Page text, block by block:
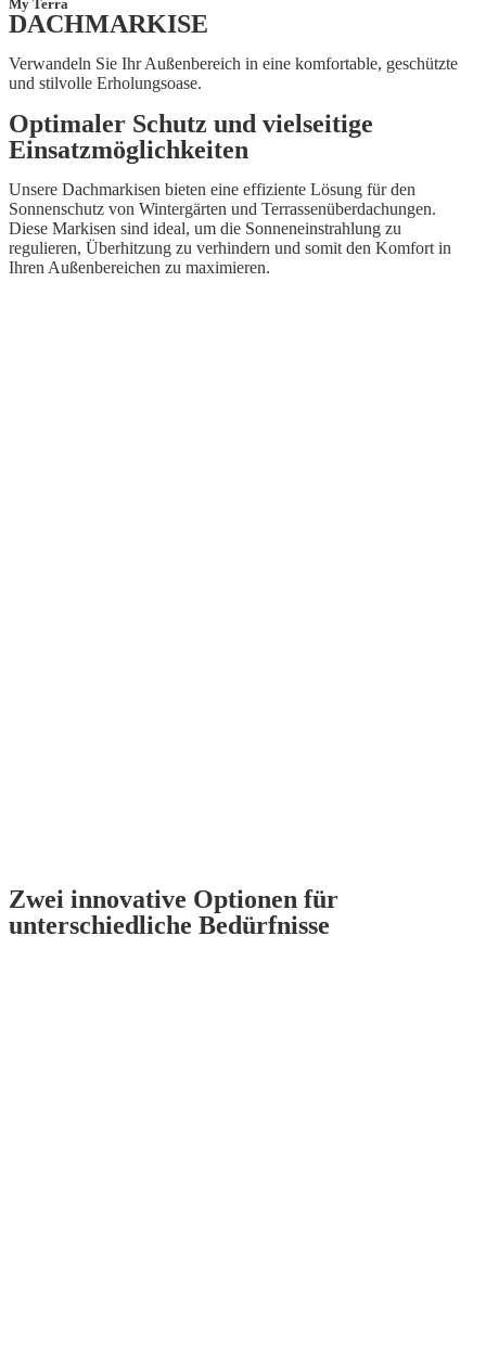
My Terra
DACHMARKISE
Verwandeln Sie Ihr Außenbereich in eine komfortable, geschützte
und stilvolle Erholungsoase.
Optimaler Schutz und vielseitige
Einsatzmöglichkeiten
Unsere Dachmarkisen bieten eine effiziente Lösung für den
Sonnenschutz von Wintergärten und Terrassenüberdachungen.
Diese Markisen sind ideal, um die Sonneneinstrahlung zu
regulieren, Überhitzung zu verhindern und somit den Komfort in
Ihren Außenbereichen zu maximieren.
Zwei innovative Optionen für
unterschiedliche Bedürfnisse